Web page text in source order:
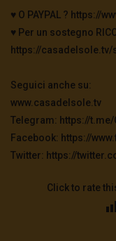
♥️ O PAYPAL ? https://
♥️ Per un sostegno
https://
Seguici anche su:
www.casadelsole.tv
Telegram: https://t.me/
Facebook: https://
Twitter: https://
Click to rate